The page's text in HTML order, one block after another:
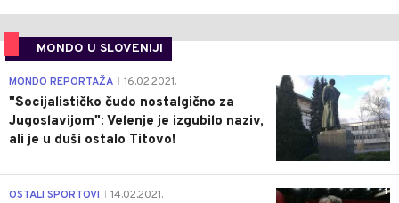
MONDO U SLOVENIJI
4
MONDO REPORTAŽA 16.02.2021.
"Socijalističko čudo nostalgično za
Jugoslavijom": Velenje je izgubilo naziv,
ali je u duši ostalo Titovo!
1
OSTALI SPORTOVI 14.02.2021.